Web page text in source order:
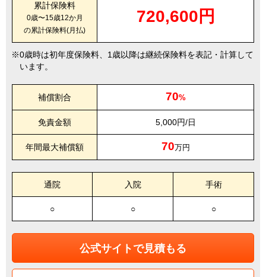
累計保険料
0歳〜15歳12か月
の累計保険料(月払)
720,600円
0歳時は初年度保険料、1歳以降は継続保険料を表記・計算して
います。
補償割合 70%
免責金額 5,000円/日
年間最大補償額 70万円
通院 入院 手術
○ ○ ○
公式サイトで見積もる